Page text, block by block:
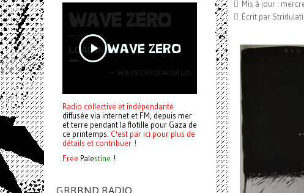
Mis à jour :
Écrit par
Radio collective et indépendante
diffusée via internet et FM, depuis mer
et terre pendant la flotille pour Gaza de
ce printemps. C'est par ici pour plus de
détails et contribuer !
Free Palestine !